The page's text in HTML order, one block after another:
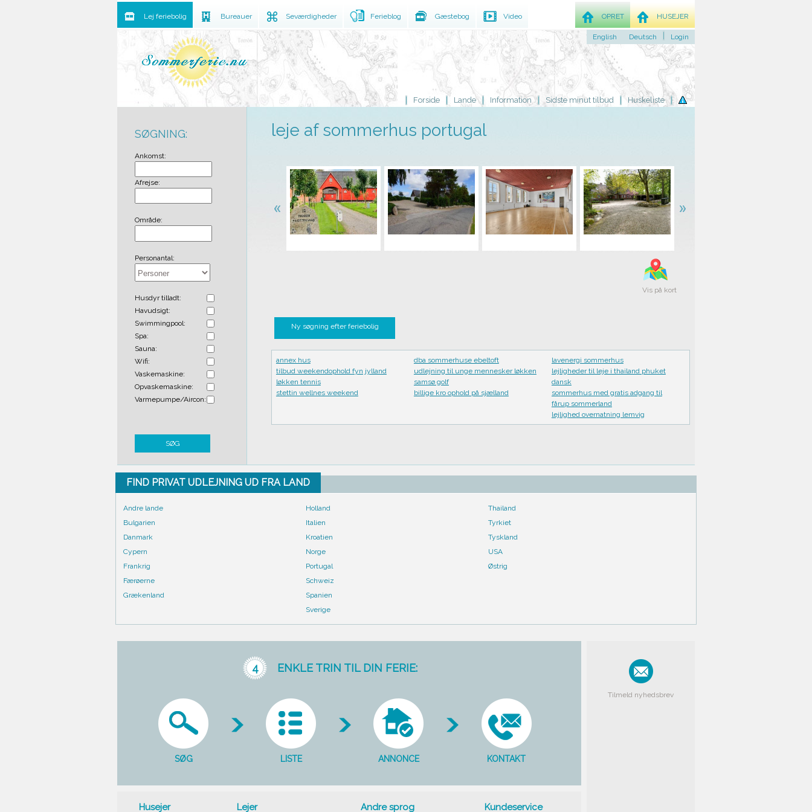
Forside Lande Information Sidste minut tilbud Huskeliste
leje af sommerhus portugal
Vis på kort
Ny søgning efter feriebolig
annex hus
tilbud weekendophold fyn jylland
løkken tennis
stettin wellnes weekend
dba sommerhuse ebeltoft
udlejning til unge mennesker løkken
samsø golf
billige kro ophold på sjælland
lavenergi sommerhus
lejligheder til leje i thailand phuket
dansk
sommerhus med gratis adgang til
fårup sommerland
lejlighed overnatning lemvig
SØGNING:
Ankomst:
Afrejse:
Område:
Personantal:
Husdyr tilladt:
Havudsigt:
Swimmingpool:
Spa:
Sauna:
Wifi:
Vaskemaskine:
Opvaskemaskine:
Varmepumpe/Aircon:
SØG
FIND PRIVAT UDLEJNING UD FRA LAND
Andre lande
Bulgarien
Danmark
Cypern
Frankrig
Færøerne
Grækenland
Holland
Italien
Kroatien
Norge
Portugal
Schweiz
Spanien
Sverige
Thailand
Tyrkiet
Tyskland
USA
Østrig
4 ENKLE TRIN TIL DIN FERIE:
SØG LISTE ANNONCE KONTAKT
Husejer Lejer Andre sprog Kundeservice
Tilmeld nyhedsbrev
Lej feriebolig Bureauer Seværdigheder Ferieblog Gæstebog Video HUSEJER
OPRET
English Deutsch Login